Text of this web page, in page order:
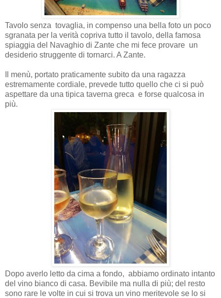
Tavolo senza tovaglia, in compenso una bella foto un poco
sgranata per la verità copriva tutto il tavolo, della famosa
spiaggia del Navaghio di Zante che mi fece provare un
desiderio struggente di tornarci. A Zante.
Il menù, portato praticamente subito da una ragazza
estremamente cordiale, prevede tutto quello che ci si può
aspettare da una tipica taverna greca e forse qualcosa in
più.
Dopo averlo letto da cima a fondo, abbiamo ordinato intanto
del vino bianco di casa. Bevibile ma nulla di più; del resto
sono rare le volte in cui si trova un vino meritevole se lo si